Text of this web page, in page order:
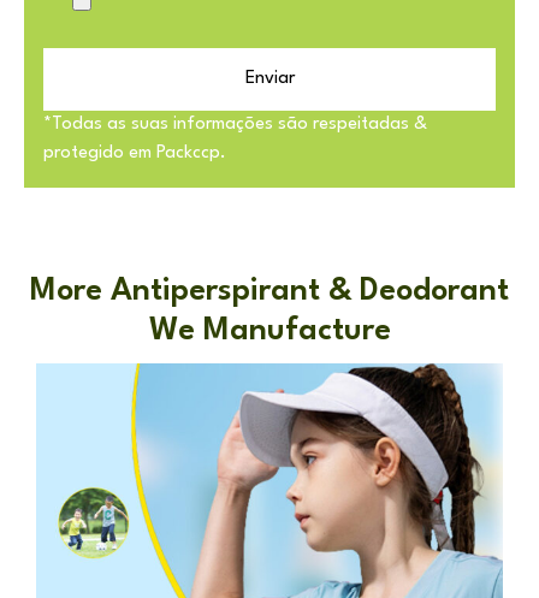
Enviar
*Todas as suas informações são respeitadas &
protegido em Packccp.
More Antiperspirant & Deodorant
We Manufacture